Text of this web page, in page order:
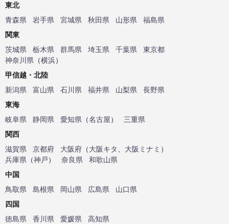
東北
青森県
岩手県 宮城県 秋田県 山形県
福島県
関東
茨城県
栃木県 群馬県 埼玉県 千葉県
東京都
神奈川県 （横浜）
甲信越・北陸
新潟県
富山県 石川県 福井県 山梨県
長野県
東海
岐阜県
静岡県 愛知県 （名古屋）
三重県
関西
滋賀県
京都府 大阪府 （大阪キタ 大阪ミナミ ）
兵庫県 （神戸） 奈良県
和歌山県
中国
鳥取県
島根県 岡山県 広島県
山口県
四国
徳島県
香川県 愛媛県
高知県